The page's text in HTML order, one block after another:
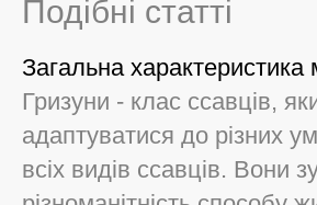
Подібні статті
Загальна характеристика
Гризуни - клас ссавців,
адаптуватися до різних
всіх видів ссавців. Вони